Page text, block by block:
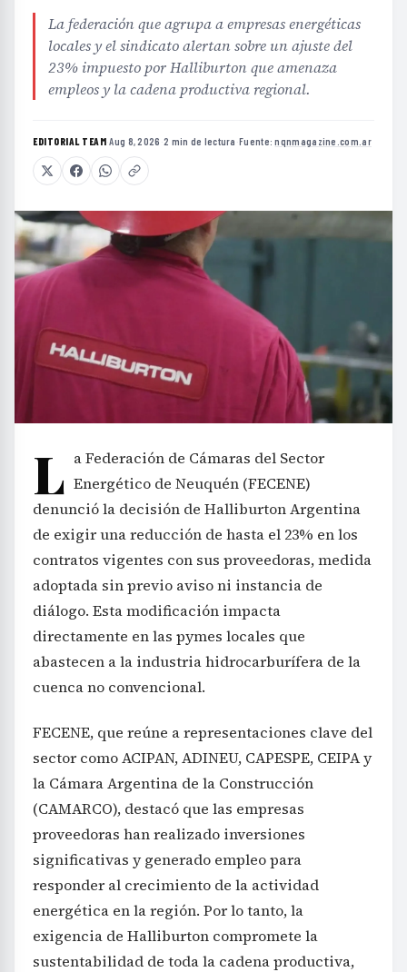
La federación que agrupa a empresas energéticas
locales y el sindicato alertan sobre un ajuste del
23% impuesto por Halliburton que amenaza
empleos y la cadena productiva regional.
EDITORIAL TEAM·Aug 8, 2026 ·2 min de lectura ·Fuente:nqnmagazine.com.ar
L a Federación de Cámaras del Sector
Energético de Neuquén (FECENE)
denunció la decisión de Halliburton Argentina
de exigir una reducción de hasta el 23% en los
contratos vigentes con sus proveedoras, medida
adoptada sin previo aviso ni instancia de
diálogo. Esta modificación impacta
directamente en las pymes locales que
abastecen a la industria hidrocarburífera de la
cuenca no convencional.
FECENE, que reúne a representaciones clave del
sector como ACIPAN, ADINEU, CAPESPE, CEIPA y
la Cámara Argentina de la Construcción
(CAMARCO), destacó que las empresas
proveedoras han realizado inversiones
significativas y generado empleo para
responder al crecimiento de la actividad
energética en la región. Por lo tanto, la
exigencia de Halliburton compromete la
sustentabilidad de toda la cadena productiva,